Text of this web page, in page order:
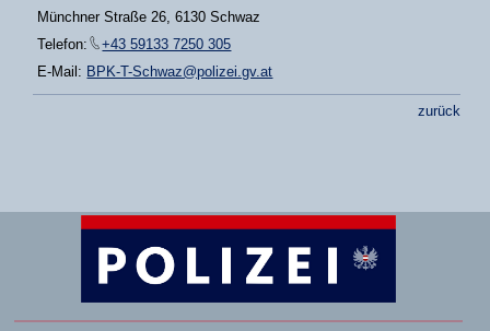
Münchner Straße 26, 6130 Schwaz
Telefon:
+43 59133 7250 305
E-Mail: BPK-T-Schwaz@polizei.gv.at
zurück